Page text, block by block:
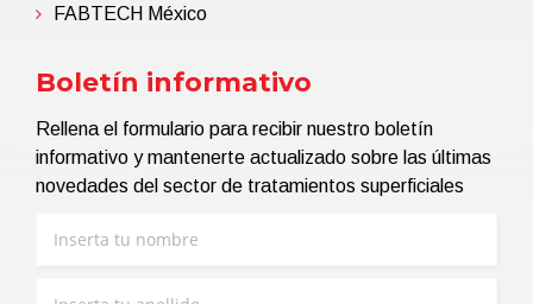
FABTECH México
Boletín informativo
Rellena el formulario para recibir nuestro boletín
informativo y mantenerte actualizado sobre las últimas
novedades del sector de tratamientos superficiales